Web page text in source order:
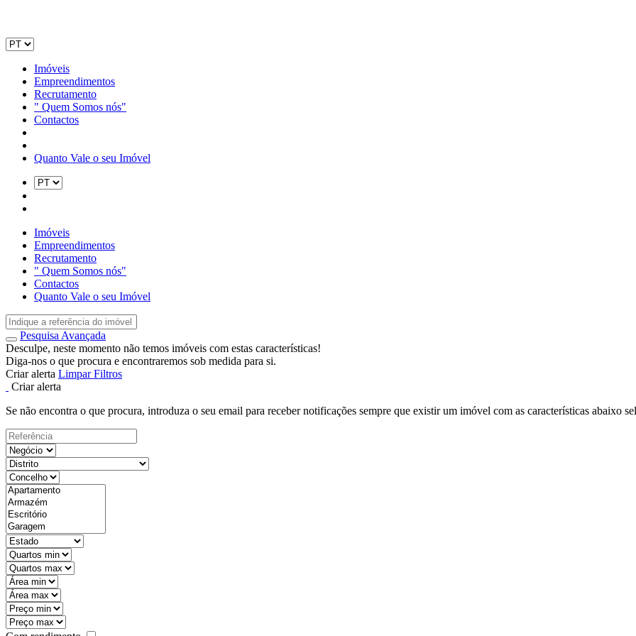
Imóveis
Empreendimentos
Recrutamento
" Quem Somos nós"
Contactos
Quanto Vale o seu Imóvel
Imóveis
Empreendimentos
Recrutamento
" Quem Somos nós"
Contactos
Quanto Vale o seu Imóvel
Pesquisa Avançada
Desculpe, neste momento não temos imóveis com estas características!
Diga-nos o que procura e encontraremos sob medida para si.
Criar alerta Limpar Filtros
Criar alerta
Se não encontra o que procura, introduza o seu email para receber notificações sempre que existir um imóvel com as características abaixo